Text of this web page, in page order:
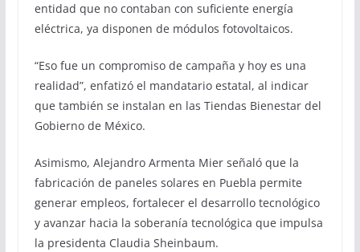
entidad que no contaban con suficiente energía
eléctrica, ya disponen de módulos fotovoltaicos.
“Eso fue un compromiso de campaña y hoy es una
realidad”, enfatizó el mandatario estatal, al indicar
que también se instalan en las Tiendas Bienestar del
Gobierno de México.
Asimismo, Alejandro Armenta Mier señaló que la
fabricación de paneles solares en Puebla permite
generar empleos, fortalecer el desarrollo tecnológico
y avanzar hacia la soberanía tecnológica que impulsa
la presidenta Claudia Sheinbaum.